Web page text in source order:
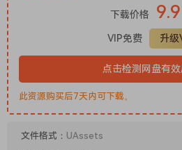
下载价格 9.9
VIP免费 升级
点击检测网盘有
此资源购买后7天内可下载。
文件格式： UAssets